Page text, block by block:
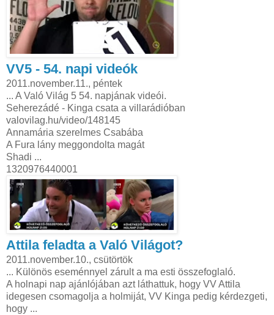
VV5 - 54. napi videók
2011.november.11., péntek
... A Való Világ 5 54. napjának videói.
Seherezádé - Kinga csata a villarádióban
valovilag.hu/video/148145
Annamária szerelmes Csabába
A Fura lány meggondolta magát
Shadi ...
1320976440001
Attila feladta a Való Világot?
2011.november.10., csütörtök
... Különös eseménnyel zárult a ma esti összefoglaló.
A holnapi nap ajánlójában azt láthattuk, hogy VV Attila
idegesen csomagolja a holmiját, VV Kinga pedig kérdezgeti,
hogy ...